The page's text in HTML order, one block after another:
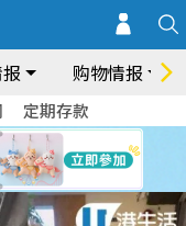
购物情报
定期存款